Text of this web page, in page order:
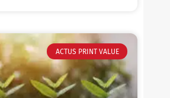
ACTUS PRINT VALUE